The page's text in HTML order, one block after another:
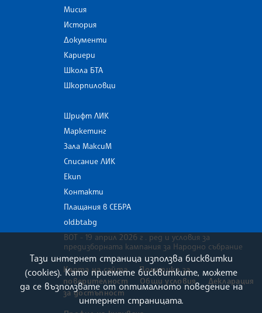
Мисия
История
Документи
Кариери
Школа БТА
Шкорпиловци
Шрифт ЛИК
Маркетинг
Зала МаксиМ
Списание ЛИК
Екип
Контакти
Плащания в СЕБРА
old.bta.bg
ВОТ - 19 април 2026 г . ред и условия за
предизборната кампания за Народно събрание
Карта на сайта
Политика за
поверителност
Общи условия
Декларация
за достъпност
Тази интернет страница използва бисквитки
(cookies). Като приемете бисквитките, можете
да се възползвате от оптималното поведение на
интернет страницата.